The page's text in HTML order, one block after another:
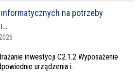
na potrzeby
inwestycji C2.1.2 Wyposażenie
urządzenia i...